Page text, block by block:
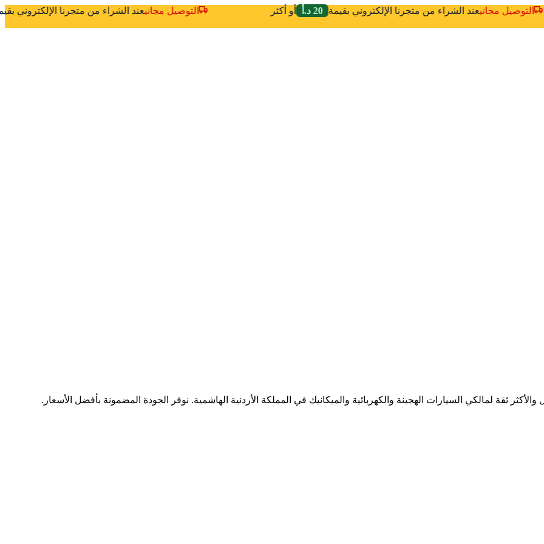
التوصيل مجانيعند الشراء من متجرنا الإلكتروني التوصيل مجانيعند الشراء من متجرنا الإلكتروني بقيمة 20 د.أ أو أكثر
ثقة لمالكي السيارات الهجينة والكهربائية والميكانيك في المملكة الأردنية الهاشمية. نوفر الجودة المضمونة بأفضل الأسعار.